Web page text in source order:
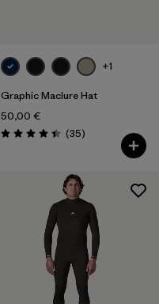
+1
Graphic Maclure Hat
50,00 €
Bewertung: 4.5 / 5
(35Rezensionen
)